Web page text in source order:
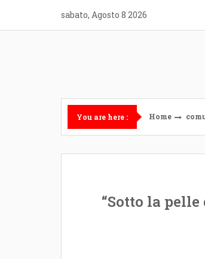
content
sabato, Agosto 8 2026
You are here : Home
“Sotto la pelle